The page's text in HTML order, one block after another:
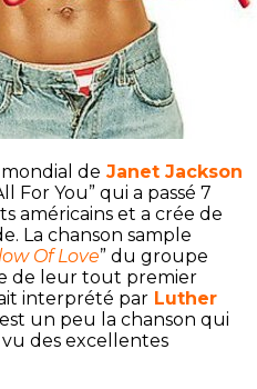
de Janet Jackson
For You” qui a passé 7
américains et a crée de
La chanson sample
Of Love” du groupe
de leur tout premier
interprété par Luther
un peu la chanson qui
des excellentes